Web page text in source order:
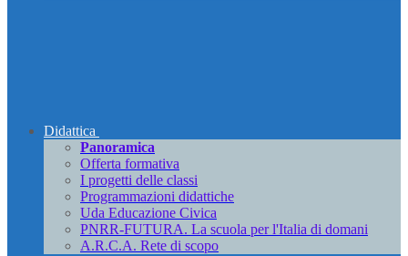
Didattica
Panoramica
Offerta formativa
I progetti delle classi
Programmazioni didattiche
Uda Educazione Civica
PNRR-FUTURA. La scuola per l'Italia di domani
A.R.C.A. Rete di scopo